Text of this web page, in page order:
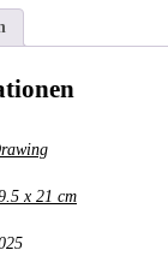
x 21 cm